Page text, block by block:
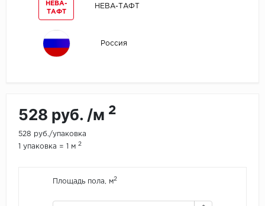
НЕВА-
ТАФТ
НЕВА-ТАФТ
Россия
528 руб. /м 2
528 руб./упаковка
1 упаковка = 1 м 2
Площадь пола, м2